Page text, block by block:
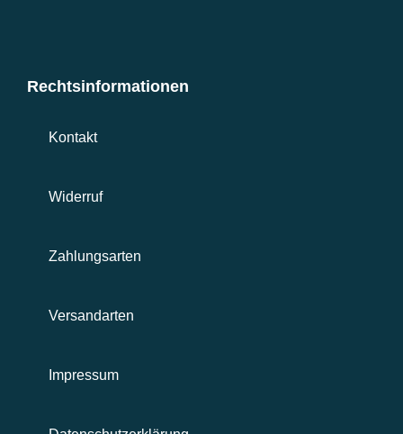
Rechtsinformationen
Kontakt
Widerruf
Zahlungsarten
Versandarten
Impressum